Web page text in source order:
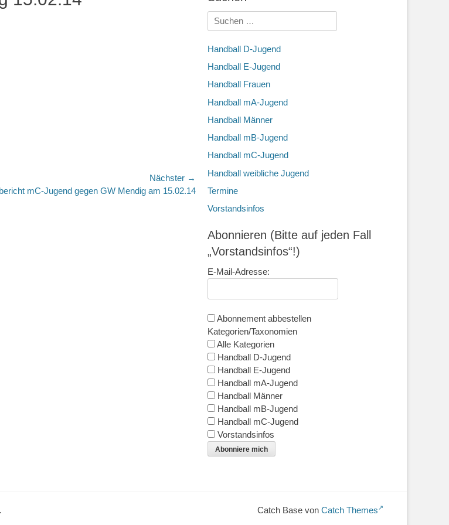
Nächster →
mC-Jugend gegen GW Mendig am 15.02.14
Suchen
nach:
Handball D-Jugend
Handball E-Jugend
Handball Frauen
Handball mA-Jugend
Handball Männer
Handball mB-Jugend
Handball mC-Jugend
Handball weibliche Jugend
Termine
Vorstandsinfos
Abonnieren (Bitte auf jeden Fall
„Vorstandsinfos“!)
E-Mail-Adresse:
Abonnement abbestellen
Kategorien/Taxonomien
Alle Kategorien
Handball D-Jugend
Handball E-Jugend
Handball mA-Jugend
Handball Männer
Handball mB-Jugend
Handball mC-Jugend
Vorstandsinfos
Abonniere mich
Catch Base von Catch Themes